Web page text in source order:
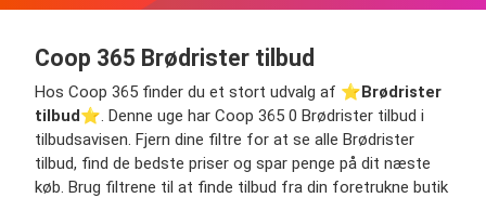
Coop 365 Brødrister tilbud
Hos Coop 365 finder du et stort udvalg af ⭐️Brødrister
tilbud⭐️. Denne uge har Coop 365 0 Brødrister tilbud i
tilbudsavisen. Fjern dine filtre for at se alle Brødrister
tilbud, find de bedste priser og spar penge på dit næste
køb. Brug filtrene til at finde tilbud fra din foretrukne butik